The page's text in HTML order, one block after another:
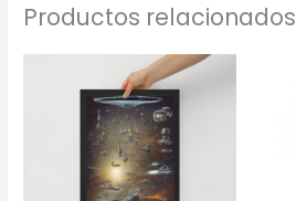
Productos relacionados
Rango
de
precios:
desde
32,00 €
hasta
47,50 €